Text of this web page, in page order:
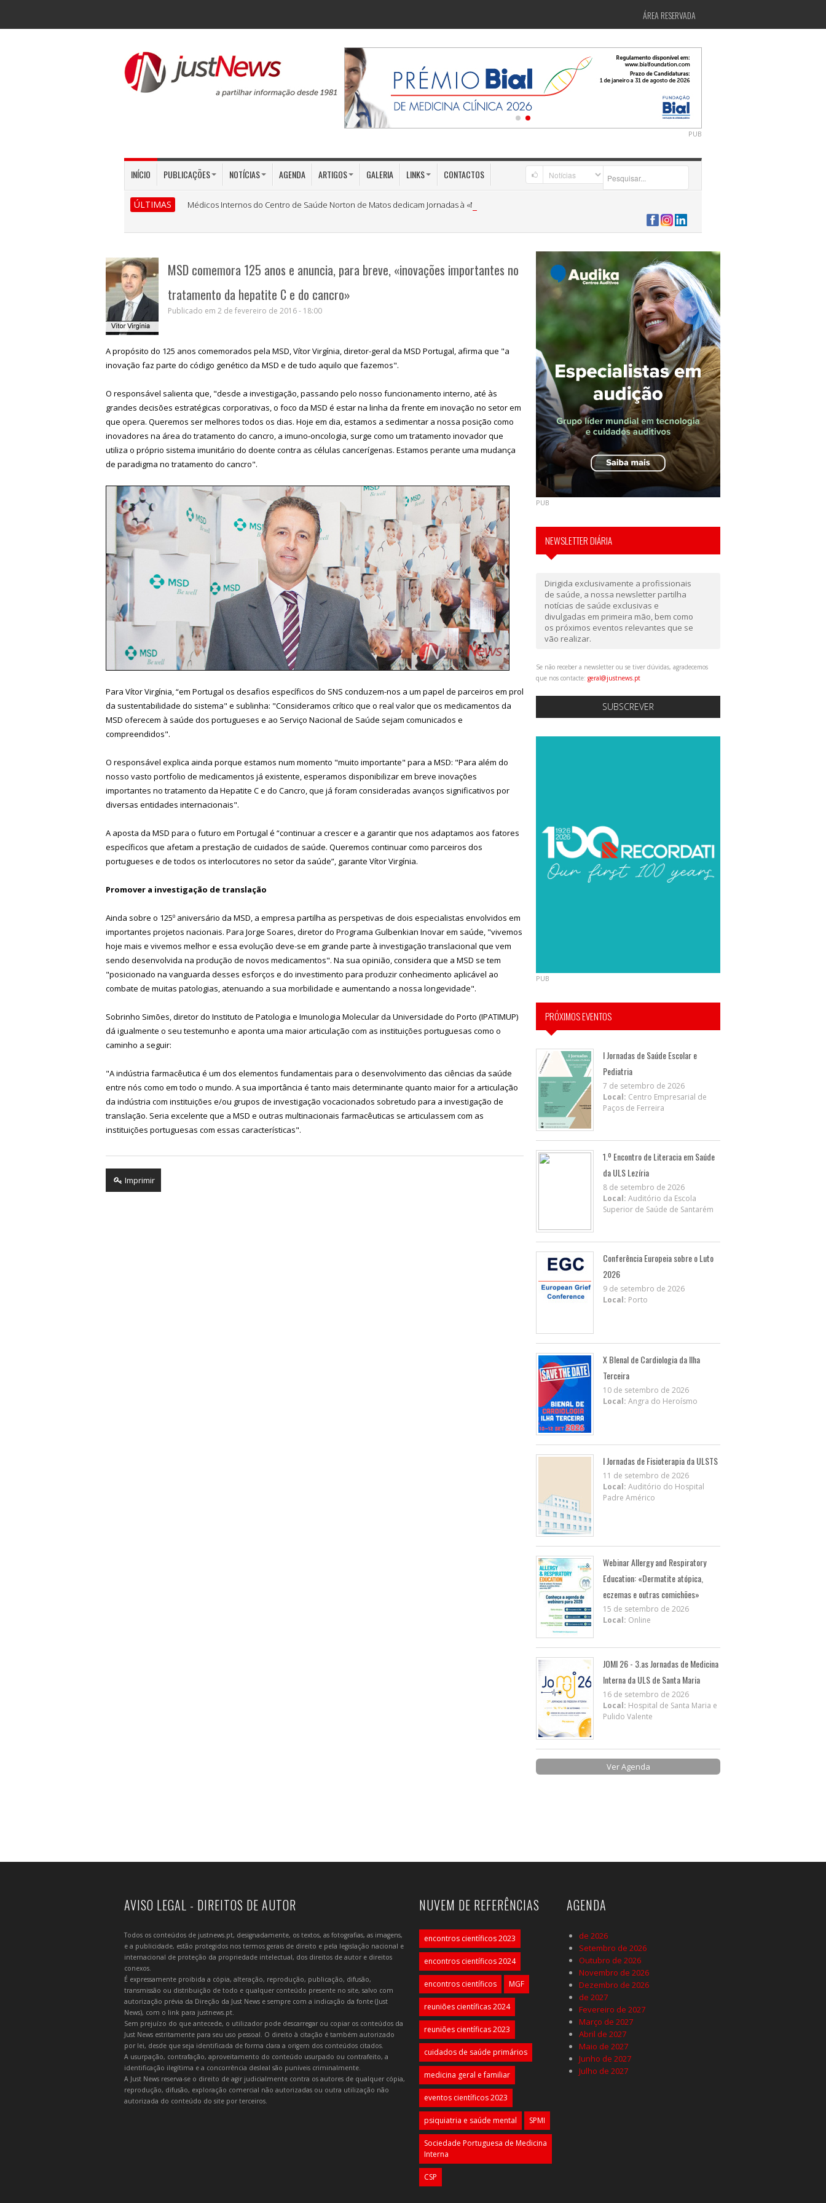
ÁREA RESERVADA
PUB
INÍCIO PUBLICAÇÕES NOTÍCIAS AGENDA ARTIGOS GALERIA LINKS CONTACTOS
ÚLTIMAS Médicos Internos do Centro de Saúde Norton de Matos dedicam Jornadas à «Medicina Preventiva»
MSD comemora 125 anos e anuncia, para breve, «inovações importantes no
tratamento da hepatite C e do cancro»
Publicado em 2 de fevereiro de 2016 - 18:00
A propósito do 125 anos comemorados pela MSD, Vítor Virgínia, diretor-geral da MSD Portugal, afirma que "a
inovação faz parte do código genético da MSD e de tudo aquilo que fazemos".
O responsável salienta que, "desde a investigação, passando pelo nosso funcionamento interno, até às
grandes decisões estratégicas corporativas, o foco da MSD é estar na linha da frente em inovação no setor em
que opera. Queremos ser melhores todos os dias. Hoje em dia, estamos a sedimentar a nossa posição como
inovadores na área do tratamento do cancro, a imuno-oncologia, surge como um tratamento inovador que
utiliza o próprio sistema imunitário do doente contra as células cancerígenas. Estamos perante uma mudança
de paradigma no tratamento do cancro".
Para Vítor Virgínia, “em Portugal os desafios específicos do SNS conduzem-nos a um papel de parceiros em prol
da sustentabilidade do sistema" e sublinha: "Consideramos crítico que o real valor que os medicamentos da
MSD oferecem à saúde dos portugueses e ao Serviço Nacional de Saúde sejam comunicados e
compreendidos".
O responsável explica ainda porque estamos num momento "muito importante" para a MSD: "Para além do
nosso vasto portfolio de medicamentos já existente, esperamos disponibilizar em breve inovações
importantes no tratamento da Hepatite C e do Cancro, que já foram consideradas avanços significativos por
diversas entidades internacionais".
A aposta da MSD para o futuro em Portugal é “continuar a crescer e a garantir que nos adaptamos aos fatores
específicos que afetam a prestação de cuidados de saúde. Queremos continuar como parceiros dos
portugueses e de todos os interlocutores no setor da saúde”, garante Vítor Virgínia.
Promover a investigação de translação
Ainda sobre o 125º aniversário da MSD, a empresa partilha as perspetivas de dois especialistas envolvidos em
importantes projetos nacionais. Para Jorge Soares, diretor do Programa Gulbenkian Inovar em saúde, "vivemos
hoje mais e vivemos melhor e essa evolução deve-se em grande parte à investigação translacional que vem
sendo desenvolvida na produção de novos medicamentos". Na sua opinião, considera que a MSD se tem
"posicionado na vanguarda desses esforços e do investimento para produzir conhecimento aplicável ao
combate de muitas patologias, atenuando a sua morbilidade e aumentando a nossa longevidade".
Sobrinho Simões, diretor do Instituto de Patologia e Imunologia Molecular da Universidade do Porto (IPATIMUP)
dá igualmente o seu testemunho e aponta uma maior articulação com as instituições portuguesas como o
caminho a seguir:
"A indústria farmacêutica é um dos elementos fundamentais para o desenvolvimento das ciências da saúde
entre nós como em todo o mundo. A sua importância é tanto mais determinante quanto maior for a articulação
da indústria com instituições e/ou grupos de investigação vocacionados sobretudo para a investigação de
translação. Seria excelente que a MSD e outras multinacionais farmacêuticas se articulassem com as
instituições portuguesas com essas características".
Imprimir
PUB
NEWSLETTER DIÁRIA
Dirigida exclusivamente a profissionais
de saúde, a nossa newsletter partilha
notícias de saúde exclusivas e
divulgadas em primeira mão, bem como
os próximos eventos relevantes que se
vão realizar.
Se não receber a newsletter ou se tiver dúvidas, agradecemos
que nos contacte: geral@justnews.pt
SUBSCREVER
PUB
PRÓXIMOS EVENTOS
I Jornadas de Saúde Escolar e
Pediatria
7 de setembro de 2026
Local: Centro Empresarial de
Paços de Ferreira
1.º Encontro de Literacia em Saúde
da ULS Lezíria
8 de setembro de 2026
Local: Auditório da Escola
Superior de Saúde de Santarém
Conferência Europeia sobre o Luto
2026
9 de setembro de 2026
Local: Porto
X BIenal de Cardiologia da Ilha
Terceira
10 de setembro de 2026
Local: Angra do Heroísmo
I Jornadas de Fisioterapia da ULSTS
11 de setembro de 2026
Local: Auditório do Hospital
Padre Américo
Webinar Allergy and Respiratory
Education: «Dermatite atópica,
eczemas e outras comichões»
15 de setembro de 2026
Local: Online
JOMI 26 - 3.as Jornadas de Medicina
Interna da ULS de Santa Maria
16 de setembro de 2026
Local: Hospital de Santa Maria e
Pulido Valente
Ver Agenda
AVISO LEGAL - DIREITOS DE AUTOR
Todos os conteúdos de justnews.pt, designadamente, os textos, as fotografias, as imagens,
e a publicidade, estão protegidos nos termos gerais de direito e pela legislação nacional e
internacional de proteção da propriedade intelectual, dos direitos de autor e direitos
conexos.
É expressamente proibida a cópia, alteração, reprodução, publicação, difusão,
transmissão ou distribuição de todo e qualquer conteúdo presente no site, salvo com
autorização prévia da Direção da Just News e sempre com a indicação da fonte (Just
News), com o link para justnews.pt.
Sem prejuízo do que antecede, o utilizador pode descarregar ou copiar os conteúdos da
Just News estritamente para seu uso pessoal. O direito à citação é também autorizado
por lei, desde que seja identificada de forma clara a origem dos conteúdos citados.
A usurpação, contrafação, aproveitamento do conteúdo usurpado ou contrafeito, a
identificação ilegítima e a concorrência desleal são puníveis criminalmente.
A Just News reserva-se o direito de agir judicialmente contra os autores de qualquer cópia,
reprodução, difusão, exploração comercial não autorizadas ou outra utilização não
autorizada do conteúdo do site por terceiros.
NUVEM DE REFERÊNCIAS
encontros científicos 2023
encontros científicos 2024
encontros científicos MGF
reuniões científicas 2024
reuniões científicas 2023
cuidados de saúde primários
medicina geral e familiar
eventos científicos 2023
psiquiatria e saúde mental SPMI
Sociedade Portuguesa de Medicina
Interna
CSP
AGENDA
de 2026
Setembro de 2026
Outubro de 2026
Novembro de 2026
Dezembro de 2026
de 2027
Fevereiro de 2027
Março de 2027
Abril de 2027
Maio de 2027
Junho de 2027
Julho de 2027